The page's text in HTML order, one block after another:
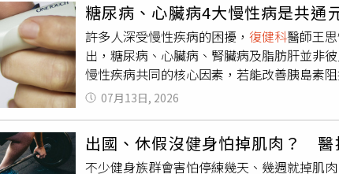
常見於蛙式泳者，俗稱「蛙泳膝」，主要與
而換氣技巧不良或頸部過度伸展，也可能導
治醫師建議，每週進行肩部肌力訓練，例如
進行動態伸展及肩關節活動度，並且注意划
加，避免短時間內大幅提高運動強度。衝浪
但由於海浪、水流及衝浪板等因素，受傷
包括撕裂傷、腦震盪及顱骨骨折等。其中，
險較成人更高，需特別留意。下肢方面，以
糖尿病、心臟病4大慢性病是共
許多人深受慢性疾病的困擾， 復健科醫師王
出，糖尿病、心臟病、腎臟病及脂肪肝並非
慢性疾病共同的核心因素，若能改善胰島素
「一分鐘健身教室」分享，過去醫療體系多
年醫學研究逐漸將這些疾病視為彼此密切
思恒指出，胰島素阻抗是指細胞對胰島素反
肪堆積、全身慢性發炎，以及細胞內粒線體
發生的機率。他表示，這些疾病並非各自獨
07月13日, 2026
出國、休假沒健身怕掉肌肉？ 醫
不少健身族群會害怕停練幾天、幾週就掉肌